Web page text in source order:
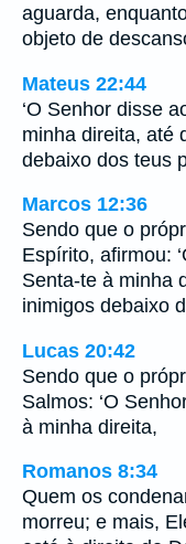
aguarda,
objeto de
Mateus 22:44
‘O Senhor disse
minha direita, até
debaixo dos teus
Marcos 12:36
Sendo que o
Espírito, afirmou:
Senta-te à minha
inimigos debaixo
Lucas 20:42
Sendo que o
Salmos: ‘O
à minha direita,
Romanos 8:34
Quem os
morreu; e mais,